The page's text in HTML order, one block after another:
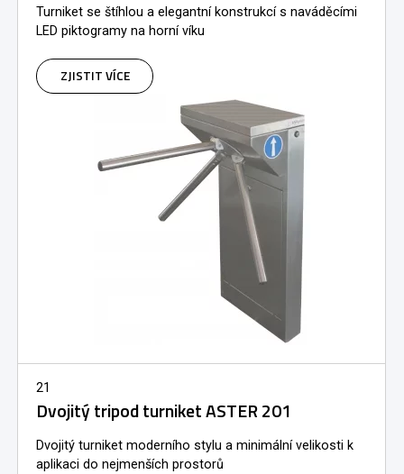
Turniket se štíhlou a elegantní konstrukcí s naváděcími
LED piktogramy na horní víku
ZJISTIT VÍCE
21
Dvojitý tripod turniket ASTER 201
Dvojitý turniket moderního stylu a minimální velikosti k
aplikaci do nejmenších prostorů